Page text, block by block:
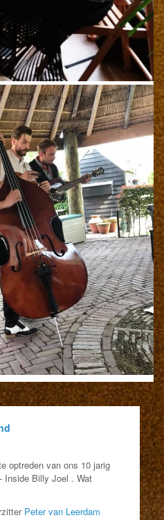
optreden van ons 10 jarig
Inside Billy Joel . Wat
Peter van Leerdam